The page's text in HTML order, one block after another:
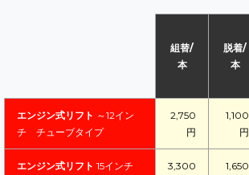
組替/
本
脱着/
本
エンジン式リフト ～12イン
チ チューブタイプ
2,750
円
1,100
円
エンジン式リフト 15インチ
3,300
1,650